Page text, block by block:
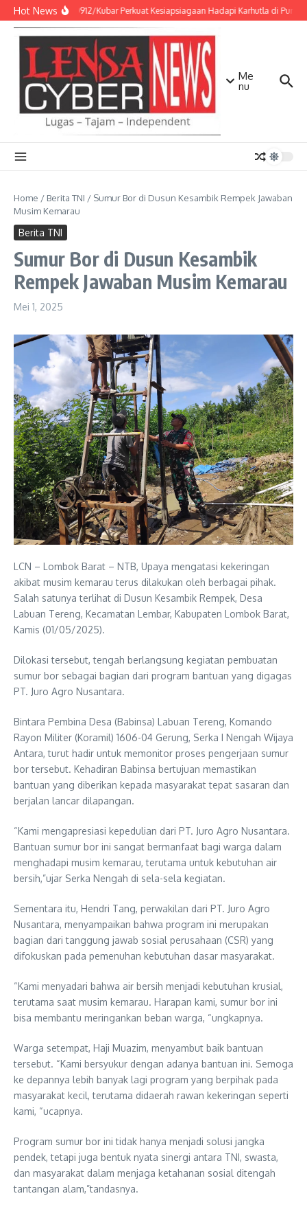
Lewati ke konten
Hot NewsKodim 0912/Kubar Perkuat Kesiapsiagaan Hadapi Karhutla di
Me
nu
Home / Berita TNI / Sumur Bor di Dusun Kesambik Rempek Jawaban
Musim Kemarau
Berita TNI
Sumur Bor di Dusun Kesambik
Rempek Jawaban Musim Kemarau
Mei 1, 2025
LCN – Lombok Barat – NTB, Upaya mengatasi kekeringan
akibat musim kemarau terus dilakukan oleh berbagai pihak.
Salah satunya terlihat di Dusun Kesambik Rempek, Desa
Labuan Tereng, Kecamatan Lembar, Kabupaten Lombok Barat,
Kamis (01/05/2025).
Dilokasi tersebut, tengah berlangsung kegiatan pembuatan
sumur bor sebagai bagian dari program bantuan yang digagas
PT. Juro Agro Nusantara.
Bintara Pembina Desa (Babinsa) Labuan Tereng, Komando
Rayon Militer (Koramil) 1606-04 Gerung, Serka I Nengah Wijaya
Antara, turut hadir untuk memonitor proses pengerjaan sumur
bor tersebut. Kehadiran Babinsa bertujuan memastikan
bantuan yang diberikan kepada masyarakat tepat sasaran dan
berjalan lancar dilapangan.
“Kami mengapresiasi kepedulian dari PT. Juro Agro Nusantara.
Bantuan sumur bor ini sangat bermanfaat bagi warga dalam
menghadapi musim kemarau, terutama untuk kebutuhan air
bersih,”ujar Serka Nengah di sela-sela kegiatan.
Sementara itu, Hendri Tang, perwakilan dari PT. Juro Agro
Nusantara, menyampaikan bahwa program ini merupakan
bagian dari tanggung jawab sosial perusahaan (CSR) yang
difokuskan pada pemenuhan kebutuhan dasar masyarakat.
“Kami menyadari bahwa air bersih menjadi kebutuhan krusial,
terutama saat musim kemarau. Harapan kami, sumur bor ini
bisa membantu meringankan beban warga, “ungkapnya.
Warga setempat, Haji Muazim, menyambut baik bantuan
tersebut. “Kami bersyukur dengan adanya bantuan ini. Semoga
ke depannya lebih banyak lagi program yang berpihak pada
masyarakat kecil, terutama didaerah rawan kekeringan seperti
kami, “ucapnya.
Program sumur bor ini tidak hanya menjadi solusi jangka
pendek, tetapi juga bentuk nyata sinergi antara TNI, swasta,
dan masyarakat dalam menjaga ketahanan sosial ditengah
tantangan alam,”tandasnya.